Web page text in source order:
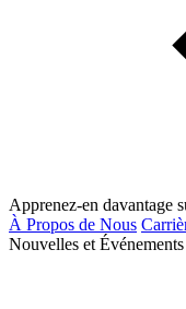
Apprenez-en davantage
À Propos de Nous
Nouvelles et Événements